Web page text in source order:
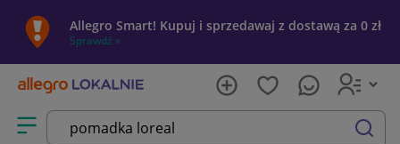
Allegro Smart! Kupuj i sprzedawaj z dostawą za 0 zł
Sprawdź »
Otwórz menu z kategoriami
szukaj